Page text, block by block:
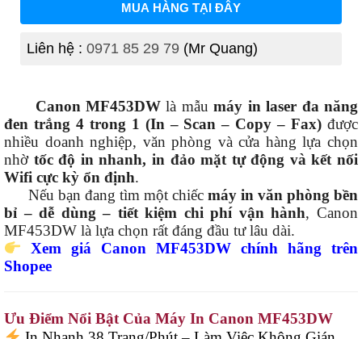
MUA HÀNG TẠI ĐÂY
Liên hệ : 0971 85 29 79 (Mr Quang)
Canon MF453DW là mẫumáy in laser đa năng
đen trắng 4 trong 1 (In – Scan – Copy – Fax) được
nhiều doanh nghiệp, văn phòng và cửa hàng lựa chọn
nhờ tốc độ in nhanh, in đảo mặt tự động và kết nối
Wifi cực kỳ ổn định.
Nếu bạn đang tìm một chiếc máy in văn phòng bền
bỉ – dễ dùng – tiết kiệm chi phí vận hành, Canon
MF453DW là lựa chọn rất đáng đầu tư lâu dài.
Xem giá Canon MF453DW chính hãng trên
Shopee
Ưu Điểm Nổi Bật Của Máy In Canon MF453DW